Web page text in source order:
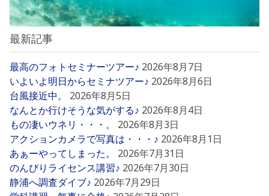
最新記事
最高のフォトセミナーツアー♪ 2026年8月7日
いよいよ明日からセミナツアー♪ 2026年8月6日
台風接近中。
2026年8月5日
なんとか行けそうな気がする♪ 2026年8月4日
もの凄いウネリ・・・。
2026年8月3日
アクションカメラで写真は・・・♪ 2026年8月1日
あぁーやってしまった。
2026年7月31日
のんびりライセンス講習♪ 2026年7月30日
静浦へ調査ダイブ♪ 2026年7月29日